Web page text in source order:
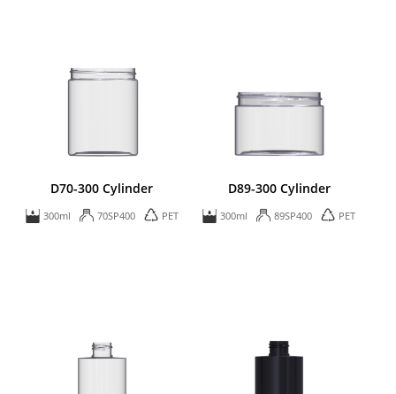
D70-300 Cylinder
300ml 70SP400 PET
D89-300 Cylinder
300ml 89SP400 PET